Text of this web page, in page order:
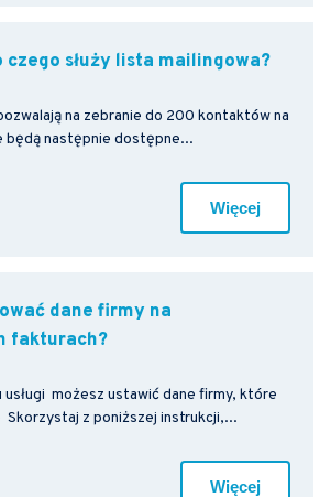
czego służy lista mailingowa?
na zebranie do 200 kontaktów na
będą następnie dostępne...
Więcej
dane firmy na
fakturach?
usługi możesz ustawić dane firmy, które
z poniższej instrukcji,...
Więcej